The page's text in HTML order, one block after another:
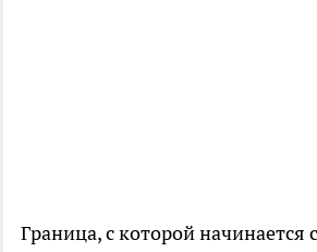
Граница, с которой начинается